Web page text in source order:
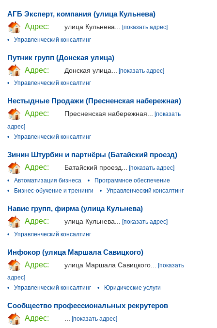
АГБ Эксперт, компания (улица Кульнева)
Адрес:
улица Кульнева...
[показать адрес]
•
Управленческий консалтинг
Путник групп (Донская улица)
Адрес:
Донская улица...
[показать адрес]
•
Управленческий консалтинг
Нестыдные Продажи (Пресненская набережная)
Адрес:
Пресненская набережная... [показать
адрес]
•
Управленческий консалтинг
Зинин Штурбин и партнёры (Батайский проезд)
Адрес:
Батайский проезд...
[показать адрес]
•
Автоматизация бизнеса •
Программное обеспечение
•
Бизнес-обучение и тренинги • Управленческий консалтинг
Навис групп, фирма (улица Кульнева)
Адрес:
улица Кульнева...
[показать адрес]
•
Управленческий консалтинг
Инфокор (улица Маршала Савицкого)
Адрес:
улица Маршала Савицкого...
[показать
адрес]
•
Управленческий консалтинг • Юридические услуги
Сообщество профессиональных рекрутеров
Адрес:
... [показать адрес]